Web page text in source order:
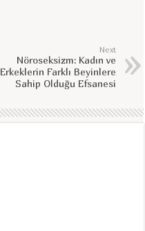
Next
Nöroseksizm: Kadın ve
Erkeklerin Farklı Beyinlere
Sahip Olduğu Efsanesi